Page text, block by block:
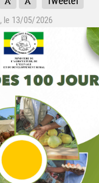
, le 13/05/2026